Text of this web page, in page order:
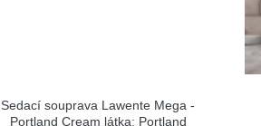
Sedací souprava Lawente Mega -
Portland Cream látka: Portland